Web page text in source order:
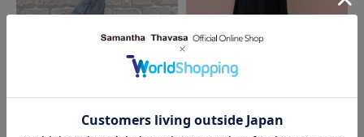
同じ商品を使ったコーディネート